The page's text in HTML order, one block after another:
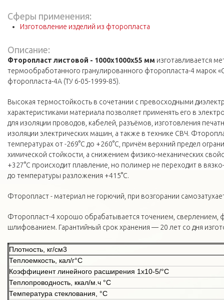
Сферы применения:
Изготовление изделий из фторопласта
Описание:
Фторопласт листовой - 1000х1000х55 мм изготавливается
термообработанного гранулированного фторопласта-4 марок
фторопласта-4А (ТУ 6-05-1999-85).
Высокая термостойкость в сочетании с превосходными
характеристиками материала позволяет применять его в
для изоляции проводов, кабелей, разъёмов, изготовления
изоляции электрических машин, а также в технике СВЧ.
температурах от -269°С до +260°С, причём верхний предел
химической стойкости, а снижением физико-механических
+327°С происходит плавление, но полимер не переходит в
до температуры разложения +415°С.
Фторопласт - материал не горючий, при возгорании
Фторопласт-4 хорошо обрабатывается точением, сверлением,
шлифованием. Гарантийный срок хранения — 20 лет со дня
Плотность, кг/см3
Теплоемкость, кал/г°С
Коэффициент линейного расширения 1х10-5/°С
Теплопроводность, ккал/м.ч °С
Температура стеклования, °С